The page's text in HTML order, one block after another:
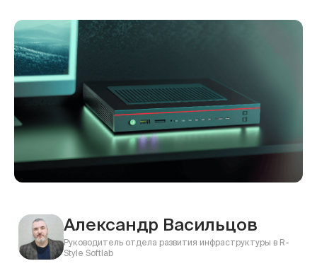
Александр Васильцов
Руководитель отдела развития инфраструктуры в R-
Style Softlab